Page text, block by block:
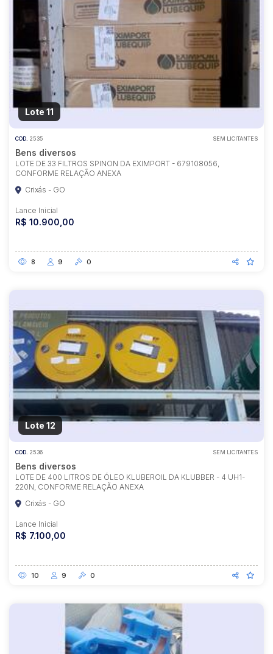
Habilite-se para efetuar lances ou
propostas
Lote 11
COD. 2535 SEM LICITANTES
Bens diversos
LOTE DE 33 FILTROS SPINON DA EXIMPORT - 679108056,
CONFORME RELAÇÃO ANEXA
Crixás - GO
Lance Inicial
R$ 10.900,00
8 9 0
Lote 12
COD. 2536 SEM LICITANTES
Bens diversos
LOTE DE 400 LITROS DE ÓLEO KLUBEROIL DA KLUBBER - 4 UH1-
220N, CONFORME RELAÇÃO ANEXA
Crixás - GO
Lance Inicial
R$ 7.100,00
10 9 0